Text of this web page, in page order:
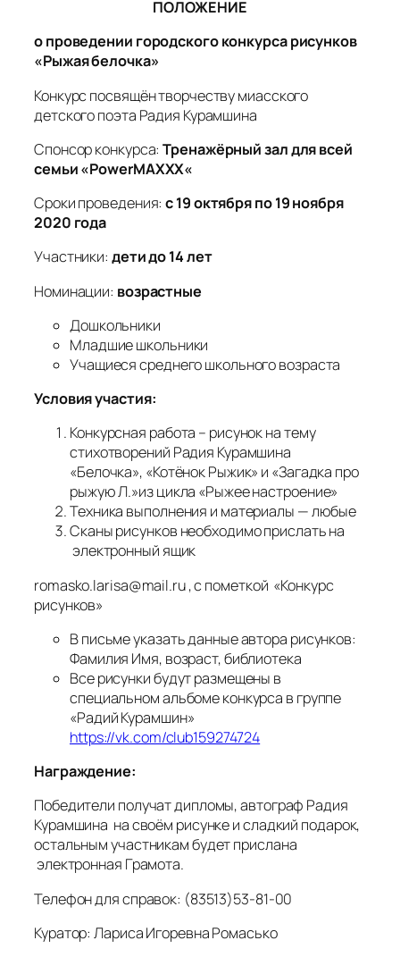
ПОЛОЖЕНИЕ
о проведении городского конкурса рисунков
«Рыжая белочка»
Конкурс посвящён творчеству миасского
детского поэта Радия Курамшина
Спонсор конкурса:Тренажёрный зал для всей
семьи «PowerMAXXX«
Сроки проведения:с 19 октября по 19 ноября
2020 года
Участники: дети до 14 лет
Номинации: возрастные
Дошкольники
Младшие школьники
Учащиеся среднего школьного возраста
Условия участия:
Конкурсная работа – рисунок на тему
стихотворений Радия Курамшина
«Белочка», «Котёнок Рыжик» и «Загадка про
рыжую Л.»из цикла «Рыжее настроение»
Техника выполнения и материалы — любые
Сканы рисунков необходимо прислать на
электронный ящик
romasko.larisa@mail.ru , с пометкой «Конкурс
рисунков»
В письме указать данные автора рисунков:
Фамилия Имя, возраст, библиотека
Все рисунки будут размещены в
специальном альбоме конкурса в группе
«Радий Курамшин»
https://vk.com/club159274724
Награждение:
Победители получат дипломы, автограф Радия
Курамшина на своём рисунке и сладкий подарок,
остальным участникам будет прислана
электронная Грамота.
Телефон для справок: (83513)53-81-00
Куратор: Лариса Игоревна Ромасько